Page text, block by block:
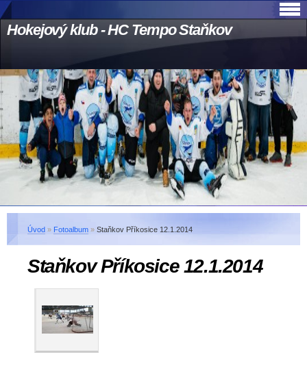
Hokejový klub - HC Tempo Staňkov
Úvod » Fotoalbum » Staňkov Příkosice 12.1.2014
Staňkov Příkosice 12.1.2014